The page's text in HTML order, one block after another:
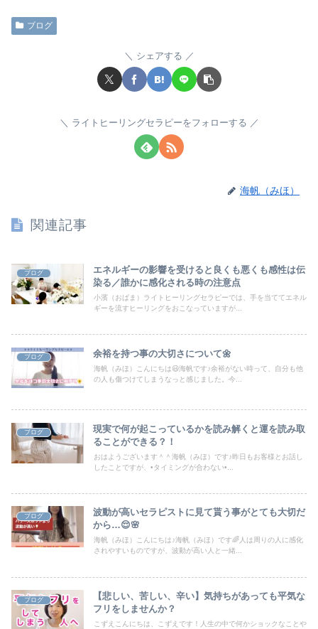
ブログ
シェアする
ライトヒーリングセラピーをフォローする
海帆（みほ）
関連記事
ブログ
エネルギーの影響を受けると良くも悪くも感性は伝
染る／誰かに感化される時の注意点
小濱（おばま）ライトヒーリングセラピーでは、手を当ててエネル
ギーを流すヒーリングをおこなっていますが...
ブログ 余裕を持つ事の大切さについて🌼
海帆（みほ）こんにちは😃海帆です♪余裕がない時って、自分も他
の人も傷つけてしまうなっと感じました。今...
ブログ
現実で何が起こっているかを読み解くと運を読み取
ることができる？！
おはようございます＾＾海帆（みほ）です♪昨日もお客様とお話し
したことですが、•タイミングが合わない•...
ブログ
波動が高いセラピストに見て貰う事がとても大切だ
から…😌🌸
海帆（みほ）こんにちは♪海帆（みほ）です🌈人は周りの人に感化
されやすいものですが、波動が高い人と一緒...
ブログ
【悲しい、苦しい、辛い】気持ちがあっても平気な
フリをしませんか？
こずえこんにちは、こずえです！人生の中で何かショックなことや